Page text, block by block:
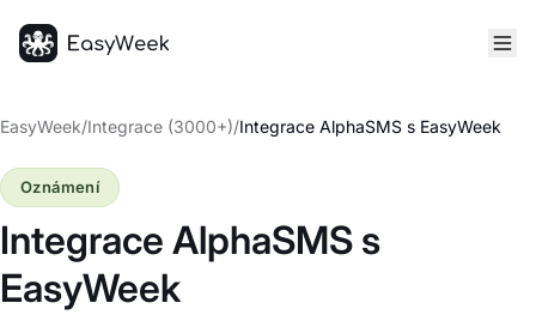
EasyWeek/Integrace (3000+)/Integrace AlphaSMS s EasyWeek
Integrace AlphaSMS s
EasyWeek
Oznámení